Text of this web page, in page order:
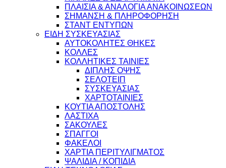
ΠΛΑΙΣΙΑ & ΑΝΑΛΟΓΙΑ ΑΝΑΚΟΙΝΩΣΕΩΝ
ΣΗΜΑΝΣΗ & ΠΛΗΡΟΦΟΡΗΣΗ
ΣΤΑΝΤ ΕΝΤΥΠΩΝ
ΕΙΔΗ ΣΥΣΚΕΥΑΣΙΑΣ
ΑΥΤΟΚΟΛΗΤΕΣ ΘΗΚΕΣ
ΚΟΛΛΕΣ
ΚΟΛΛΗΤΙΚΕΣ ΤΑΙΝΙΕΣ
ΔΙΠΛΗΣ ΟΨΗΣ
ΣΕΛΟΤΕΙΠ
ΣΥΣΚΕΥΑΣΙΑΣ
ΧΑΡΤΟΤΑΙΝΙΕΣ
ΚΟΥΤΙΑ ΑΠΟΣΤΟΛΗΣ
ΛΑΣΤΙΧΑ
ΣΑΚΟΥΛΕΣ
ΣΠΑΓΓΟΙ
ΦΑΚΕΛΟΙ
ΧΑΡΤΙΑ ΠΕΡΙΤΥΛΙΓΜΑΤΟΣ
ΨΑΛΙΔΙΑ / ΚΟΠΙΔΙΑ